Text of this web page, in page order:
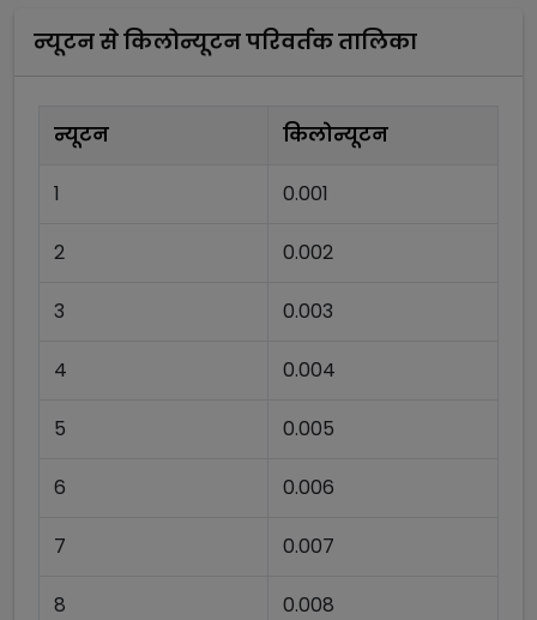
न्यूटनसेकिलोन्यूटनपरिवर्तक तालिका
न्यूटन किलोन्यूटन
1 0.001
2 0.002
3 0.003
4 0.004
5 0.005
6 0.006
7 0.007
8 0.008